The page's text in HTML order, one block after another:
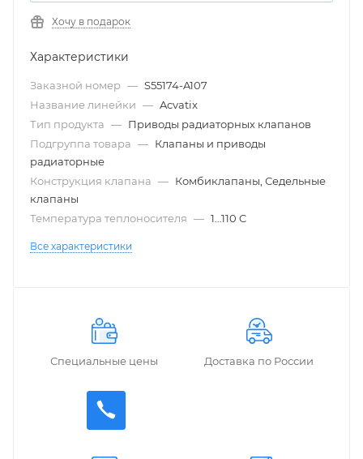
Хочу в подарок
Характеристики
Заказной номер — S55174-A107
Название линейки — Acvatix
Тип продукта — Приводы радиаторных клапанов
Подгруппа товара — Клапаны и приводы
радиаторные
Конструкция клапана — Комбиклапаны, Седельные
клапаны
Температура теплоносителя — 1…110 C
Все характеристики
Специальные цены Доставка по России